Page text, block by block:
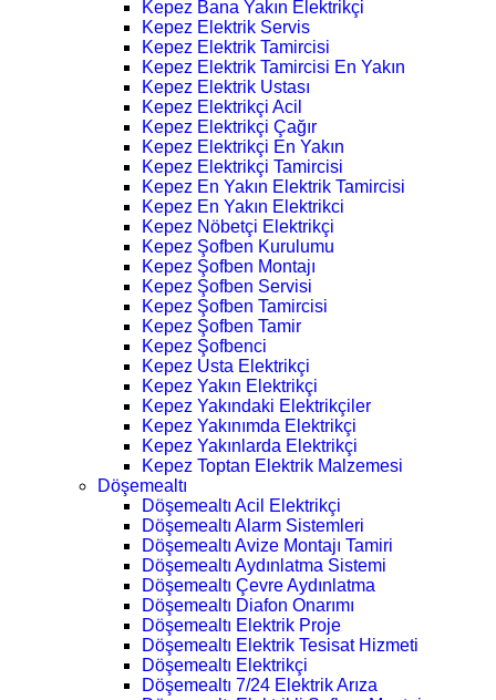
Kepez Bana Yakın Elektrikçi
Kepez Elektrik Servis
Kepez Elektrik Tamircisi
Kepez Elektrik Tamircisi En Yakın
Kepez Elektrik Ustası
Kepez Elektrikçi Acil
Kepez Elektrikçi Çağır
Kepez Elektrikçi En Yakın
Kepez Elektrikçi Tamircisi
Kepez En Yakın Elektrik Tamircisi
Kepez En Yakın Elektrikci
Kepez Nöbetçi Elektrikçi
Kepez Şofben Kurulumu
Kepez Şofben Montajı
Kepez Şofben Servisi
Kepez Şofben Tamircisi
Kepez Şofben Tamir
Kepez Şofbenci
Kepez Usta Elektrikçi
Kepez Yakın Elektrikçi
Kepez Yakındaki Elektrikçiler
Kepez Yakınımda Elektrikçi
Kepez Yakınlarda Elektrikçi
Kepez Toptan Elektrik Malzemesi
Döşemealtı
Döşemealtı Acil Elektrikçi
Döşemealtı Alarm Sistemleri
Döşemealtı Avize Montajı Tamiri
Döşemealtı Aydınlatma Sistemi
Döşemealtı Çevre Aydınlatma
Döşemealtı Diafon Onarımı
Döşemealtı Elektrik Proje
Döşemealtı Elektrik Tesisat Hizmeti
Döşemealtı Elektrikçi
Döşemealtı 7/24 Elektrik Arıza